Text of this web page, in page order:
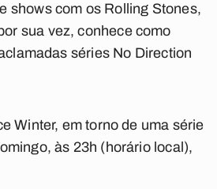
shows com os Rolling Stones,
sua vez, conhece como
séries No Direction
Winter, em torno de uma série
às 23h (horário local),